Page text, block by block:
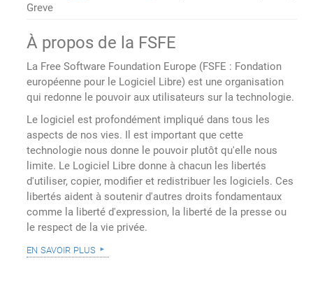
Greve
À propos de la FSFE
La Free Software Foundation Europe (FSFE : Fondation
européenne pour le Logiciel Libre) est une organisation
qui redonne le pouvoir aux utilisateurs sur la technologie.
Le logiciel est profondément impliqué dans tous les
aspects de nos vies. Il est important que cette
technologie nous donne le pouvoir plutôt qu'elle nous
limite. Le Logiciel Libre donne à chacun les libertés
d'utiliser, copier, modifier et redistribuer les logiciels. Ces
libertés aident à soutenir d'autres droits fondamentaux
comme la liberté d'expression, la liberté de la presse ou
le respect de la vie privée.
en savoir plus